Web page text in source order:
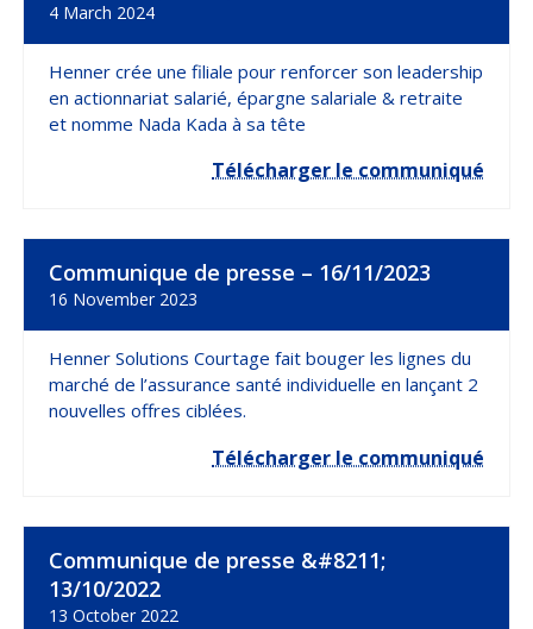
4 March 2024
Henner crée une filiale pour renforcer son leadership
en actionnariat salarié, épargne salariale & retraite
et nomme Nada Kada à sa tête
Télécharger le communiqué
Communique de presse – 16/11/2023
16 November 2023
Henner Solutions Courtage fait bouger les lignes du
marché de l’assurance santé individuelle en lançant 2
nouvelles offres ciblées.
Télécharger le communiqué
Communique de presse &#8211;
13/10/2022
13 October 2022